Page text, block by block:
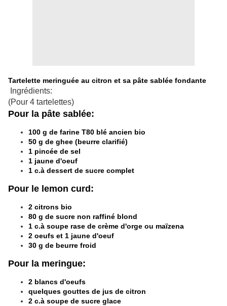
Tartelette meringuée au citron et sa pâte sablée fondante
Ingrédients:
(Pour 4 tartelettes)
Pour la pâte sablée:
100 g de farine T80 blé ancien bio
50 g de ghee (beurre clarifié)
1 pincée de sel
1 jaune d'oeuf
1 c.à dessert de sucre complet
Pour le lemon curd:
2 citrons bio
80 g de sucre non raffiné blond
1 c.à soupe rase de crème d'orge ou maïzena
2 oeufs et 1 jaune d'oeuf
30 g de beurre froid
Pour la meringue:
2 blancs d'oeufs
quelques gouttes de jus de citron
2 c.à soupe de sucre glace